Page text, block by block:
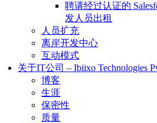
聘请经过认证的
发人员出租
人员扩充
离岸开发中心
互动模式
关于IT公司 – Ibiixo Technologies
博客
生涯
保密性
质量